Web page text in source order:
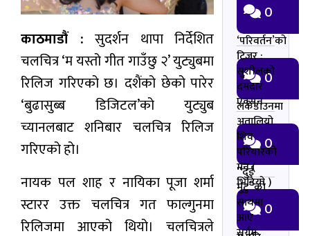
काठमाडौं : सुदर्शन थापा निर्देशित
चलचित्र ‘म यस्तो गीत गाउँछु २’ युट्युबमा
रिलिज गरिएको छ। दशैंको छेको पारेर
‘बुढासुब्ब डिजिटल’को युट्युब
च्यानलबाट शनिबार चलचित्र रिलिज
गरिएको हो।
नायक पल शाह र नायिका पूजा शर्मा
स्टारर उक्त चलचित्र गत फाल्गुनमा
रिलिजमा आएको थियो। चलचित्रले
0
‘परिवर्तन’को
टिजर :
सुशीलको
दमदार
एक्सन
0
लकडाउनमा
अतालियो
शिव
परियारको
मन (
भिडियो )
0
“दुई
मुटु”को
साथमा
आए 0